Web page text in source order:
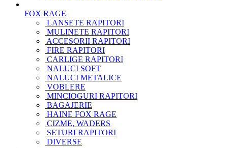
FOX RAGE
LANSETE RAPITORI
MULINETE RAPITORI
ACCESORII RAPITORI
FIRE RAPITORI
CARLIGE RAPITORI
NALUCI SOFT
NALUCI METALICE
VOBLERE
MINCIOGURI RAPITORI
BAGAJERIE
HAINE FOX RAGE
CIZME, WADERS
SETURI RAPITORI
DIVERSE